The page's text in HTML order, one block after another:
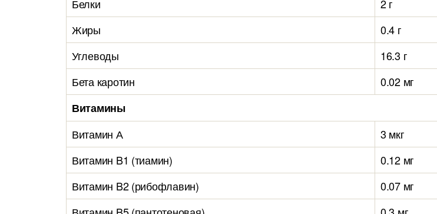
Белки
2 г
Жиры
0.4 г
Углеводы
16.3 г
Бета каротин
0.02 мг
Витамины
Витамин А
3 мкг
Витамин B1 (тиамин)
0.12 мг
Витамин B2 (рибофлавин)
0.07 мг